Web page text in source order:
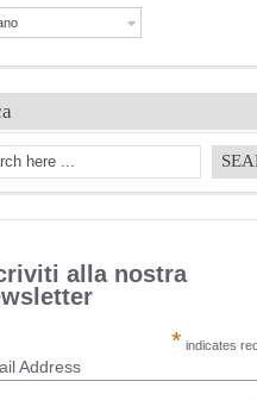
alla nostra
* indicates
Address